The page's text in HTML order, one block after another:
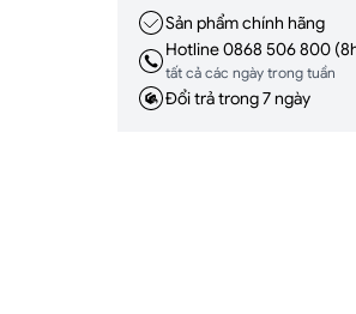
Sản phẩm chính hãng
Hotline 0868 506 800
tất cả các ngày trong tuần
Đổi trả trong 7 ngày